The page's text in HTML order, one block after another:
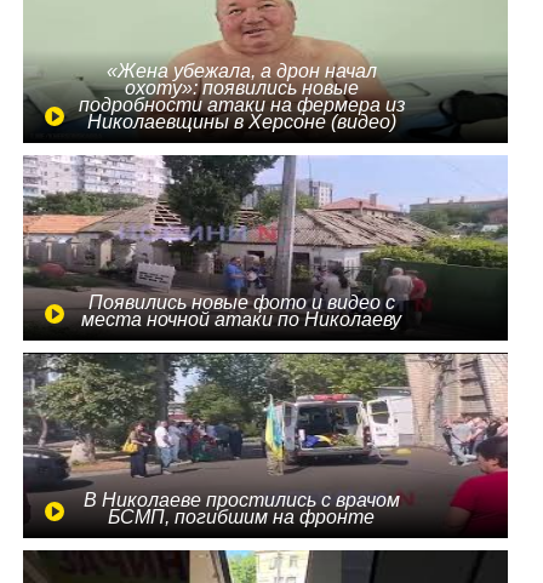
«Жена убежала, а дрон начал
охоту»: появились новые
подробности атаки на фермера из
Николаевщины в Херсоне (видео)
Появились новые фото и видео с
места ночной атаки по Николаеву
В Николаеве простились с врачом
БСМП, погибшим на фронте